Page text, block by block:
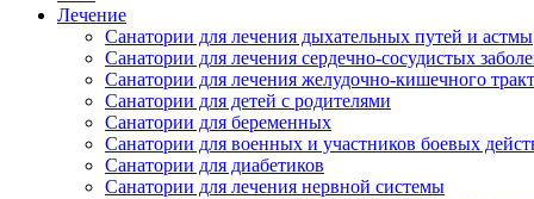
Лечение
Санатории для лечения дыхательных путей и астмы
Санатории для лечения сердечно-сосудистых
Санатории для лечения желудочно-кишечного
Санатории для детей с родителями
Санатории для беременных
Санатории для военных и участников боевых
Санатории для диабетиков
Санатории для лечения нервной системы